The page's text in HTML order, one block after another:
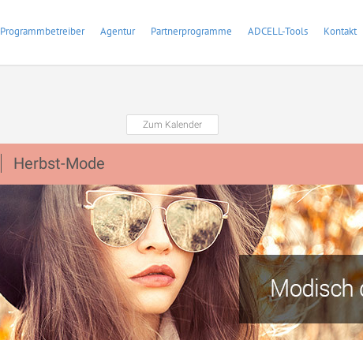
Programmbetreiber Agentur Partnerprogramme ADCELL-Tools Kontakt
Zum Kalender
Herbst-Mode